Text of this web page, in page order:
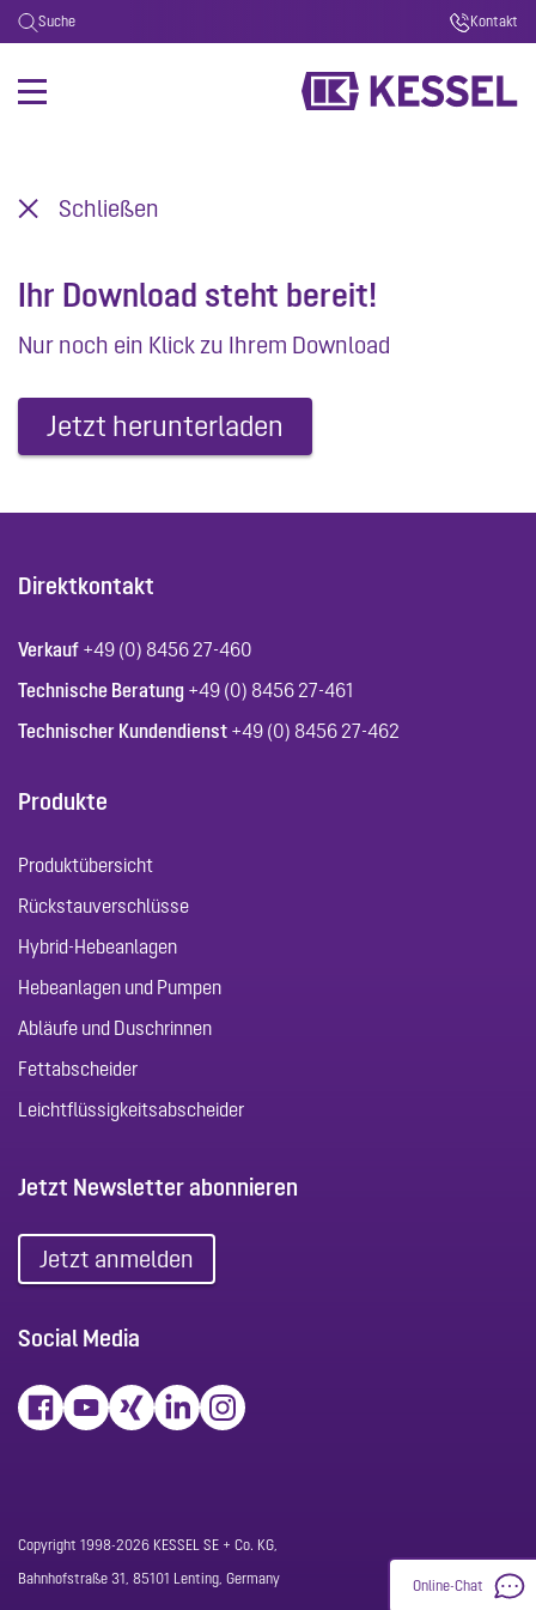
Suche Kontakt
Schließen
Ihr Download steht bereit!
Nur noch ein Klick zu Ihrem Download
Jetzt herunterladen
Direktkontakt
Verkauf +49 (0) 8456 27-460
Technische Beratung +49 (0) 8456 27-461
Technischer Kundendienst +49 (0) 8456 27-462
Produkte
Produktübersicht
Rückstauverschlüsse
Hybrid-Hebeanlagen
Hebeanlagen und Pumpen
Abläufe und Duschrinnen
Fettabscheider
Leichtflüssigkeitsabscheider
Jetzt Newsletter abonnieren
Jetzt anmelden
Social Media
Copyright 1998-2026 KESSEL SE + Co. KG,
Bahnhofstraße 31, 85101 Lenting, Germany
Online-Chat